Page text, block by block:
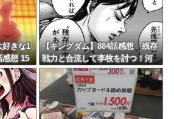
好きな1
感想 15
登場！
【キングダム】884話感想 残存
戦力と合流して李牧を討つ！河
了貂は策があると言うが…